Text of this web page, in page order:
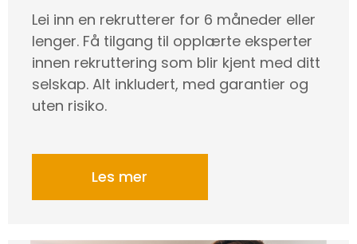
Lei inn en rekrutterer for 6 måneder eller
lenger. Få tilgang til opplærte eksperter
innen rekruttering som blir kjent med ditt
selskap. Alt inkludert, med garantier og
uten risiko.
Les mer